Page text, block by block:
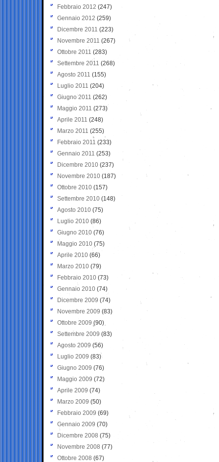
Febbraio 2012 (247)
Gennaio 2012 (259)
Dicembre 2011 (223)
Novembre 2011 (267)
Ottobre 2011 (283)
Settembre 2011 (268)
Agosto 2011 (155)
Luglio 2011 (204)
Giugno 2011 (262)
Maggio 2011 (273)
Aprile 2011 (248)
Marzo 2011 (255)
Febbraio 2011 (233)
Gennaio 2011 (253)
Dicembre 2010 (237)
Novembre 2010 (187)
Ottobre 2010 (157)
Settembre 2010 (148)
Agosto 2010 (75)
Luglio 2010 (86)
Giugno 2010 (76)
Maggio 2010 (75)
Aprile 2010 (66)
Marzo 2010 (79)
Febbraio 2010 (73)
Gennaio 2010 (74)
Dicembre 2009 (74)
Novembre 2009 (83)
Ottobre 2009 (90)
Settembre 2009 (83)
Agosto 2009 (56)
Luglio 2009 (83)
Giugno 2009 (76)
Maggio 2009 (72)
Aprile 2009 (74)
Marzo 2009 (50)
Febbraio 2009 (69)
Gennaio 2009 (70)
Dicembre 2008 (75)
Novembre 2008 (77)
Ottobre 2008 (67)